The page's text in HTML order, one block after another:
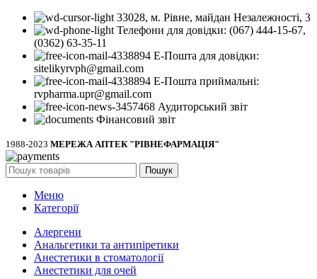
33028, м. Рівне, майдан Незалежності, 3
Телефони для довідки: (067) 444-15-67,
(0362) 63-35-11
Е-Пошта для довідки:
sitelikyrvph@gmail.com
Е-Пошта приймальні:
rvpharma.upr@gmail.com
Аудиторський звіт
Фінансовий звіт
1988-2023 МЕРЕЖА АПТЕК "РІВНЕФАРМАЦІЯ"
Пошук
Меню
Категорії
Алергени
Анальгетики та антипіретики
Анестетики в стоматології
Анестетики для очей